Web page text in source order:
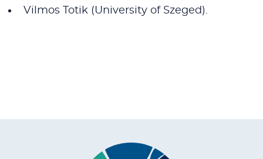
Vilmos Totik (University of Szeged).